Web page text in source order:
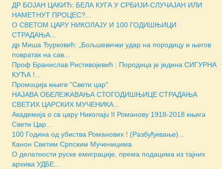
ДР БОЈАН ЦАКИЋ: БЕЛА КУГА У СРБИЈИ-СЛУЧАЈАН ИЛИ
НАМЕТНУТ ПРОЦЕС?...
О СВЕТОМ ЦАРУ НИКОЛАЈУ И 100 ГОДИШЊИЦИ
СТРАДАЊА...
др Миша Ђурковић: „Бољшевички удар на породицу и његов
повратак на сав...
Проф Бранислав Ристивојевић : Породица је једина СИГУРНА
КУЋА !...
Промоција књиге "Свети цар"
НАЈАВА ОБЕЛЕЖАВАЊА СТОГОДИШЊИЦЕ СТРАДАЊА
СВЕТИХ ЦАРСКИХ МУЧЕНИКА...
Академија о св цару Николајu II Романову 1918-2018 књига
Свети Цар...
100 Година од убиства Романових ! (Разбуђивање)...
Канон Светим Српским Мученицима
O делатности руске емиграције, према подацима из тајних
архива УДБЕ...